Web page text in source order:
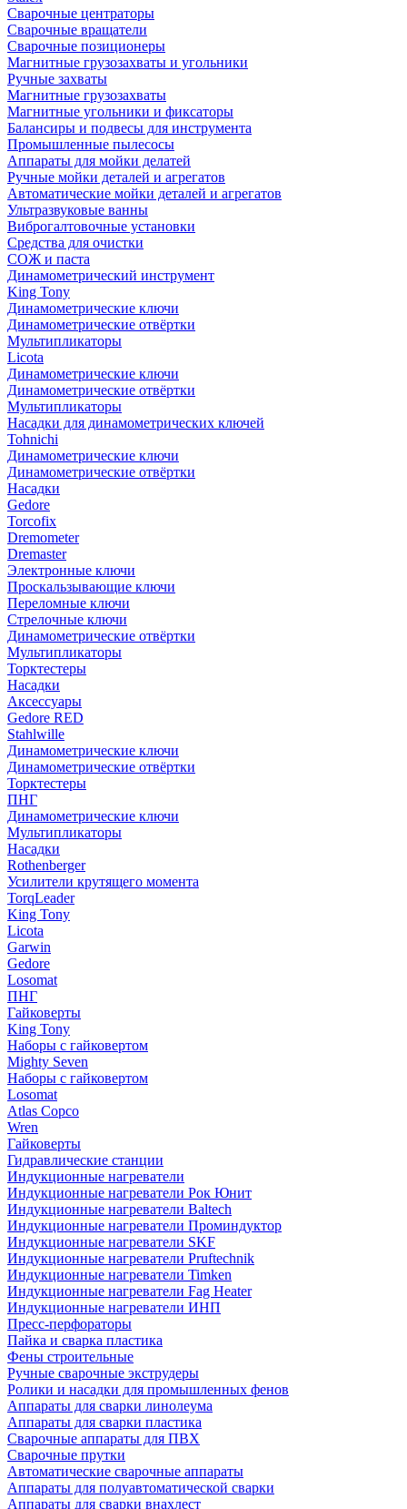
Сварочные центраторы
Сварочные вращатели
Сварочные позиционеры
Магнитные грузозахваты и угольники
Ручные захваты
Магнитные грузозахваты
Магнитные угольники и фиксаторы
Балансиры и подвесы для инструмента
Промышленные пылесосы
Аппараты для мойки делатей
Ручные мойки деталей и агрегатов
Автоматические мойки деталей и агрегатов
Ультразвуковые ванны
Виброгалтовочные установки
Средства для очистки
СОЖ и паста
Динамометрический инструмент
King Tony
Динамометрические ключи
Динамометрические отвёртки
Мультипликаторы
Licota
Динамометрические ключи
Динамометрические отвёртки
Мультипликаторы
Насадки для динамометрических ключей
Tohnichi
Динамометрические ключи
Динамометрические отвёртки
Насадки
Gedore
Torcofix
Dremometer
Dremaster
Электронные ключи
Проскальзывающие ключи
Переломные ключи
Стрелочные ключи
Динамометрические отвёртки
Мультипликаторы
Торктестеры
Насадки
Аксессуары
Gedore RED
Stahlwille
Динамометрические ключи
Динамометрические отвёртки
Торктестеры
ПНГ
Динамометрические ключи
Мультипликаторы
Насадки
Rothenberger
Усилители крутящего момента
TorqLeader
King Tony
Licota
Garwin
Gedore
Losomat
ПНГ
Гайковерты
King Tony
Наборы с гайковертом
Mighty Seven
Наборы с гайковертом
Losomat
Atlas Copco
Wren
Гайковерты
Гидравлические станции
Индукционные нагреватели
Индукционные нагреватели Рок Юнит
Индукционные нагреватели Baltech
Индукционные нагреватели Проминдуктор
Индукционные нагреватели SKF
Индукционные нагреватели Pruftechnik
Индукционные нагреватели Timken
Индукционные нагреватели Fag Heater
Индукционные нагреватели ИНП
Пресс-перфораторы
Пайка и сварка пластика
Фены строительные
Ручные сварочные экструдеры
Ролики и насадки для промышленных фенов
Аппараты для сварки линолеума
Аппараты для сварки пластика
Сварочные аппараты для ПВХ
Сварочные прутки
Автоматические сварочные аппараты
Аппараты для полуавтоматической сварки
Аппараты для сварки внахлест